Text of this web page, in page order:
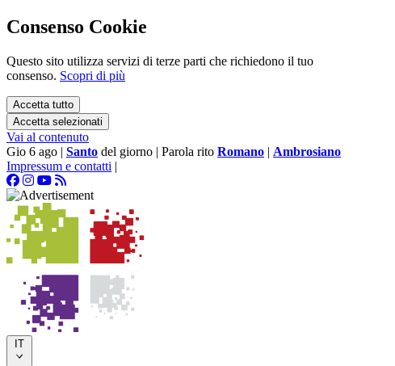
Consenso Cookie
Questo sito utilizza servizi di terze parti che richiedono il tuo
consenso. Scopri di più
Accetta tutto
Accetta selezionati
Vai al contenuto
Gio 6 ago | Santo del giorno | Parola rito Romano | Ambrosiano
Impressum e contatti |
IT